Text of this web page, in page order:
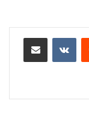
مشاركة عبر البريد